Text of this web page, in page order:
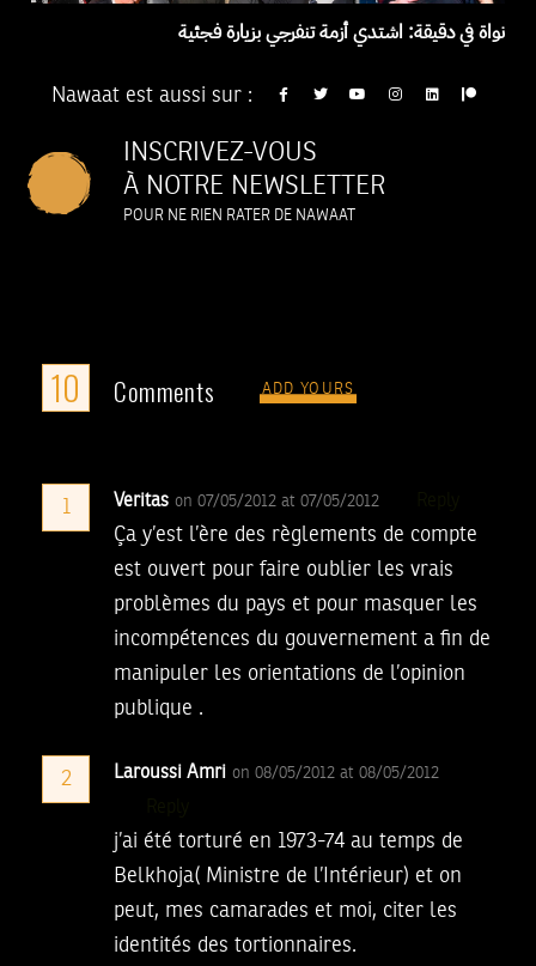
نواة في دقيقة: اشتدي أزمة تنفرجي بزيارة فجئية
Nawaat est aussi sur :
INSCRIVEZ-VOUS
À NOTRE NEWSLETTER
POUR NE RIEN RATER DE NAWAAT
10 Comments ADD YOURS
1 Veritas on 07/05/2012 at 07/05/2012
Ça y’est l’ère des règlements de compte
est ouvert pour faire oublier les vrais
problèmes du pays et pour masquer les
incompétences du gouvernement a fin de
manipuler les orientations de l’opinion
publique .
2 Laroussi Amri on 08/05/2012 at 08/05/2012
j’ai été torturé en 1973-74 au temps de
Belkhoja( Ministre de l’Intérieur) et on
peut, mes camarades et moi, citer les
identités des tortionnaires.